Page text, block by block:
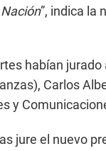
”, indica la
habían jurado
Carlos
y
jure el nuevo